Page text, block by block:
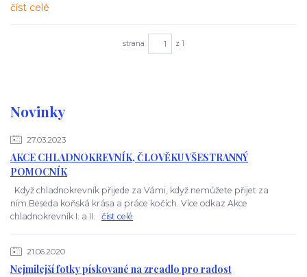
Novinky
27.03.2023
AKCE CHLADNOKREVNÍK, ČLOVĚKU VŠESTRANNÝ
POMOCNÍK
Když chladnokrevník přijede za Vámi, když nemůžete přijet za
ním.Beseda koňská krása a práce kočích. Více odkaz Akce
chladnokrevník I. a II. číst celé
21.06.2020
Nejmilejší fotky pískované na zrcadlo pro radost
číst celé
strana z 1